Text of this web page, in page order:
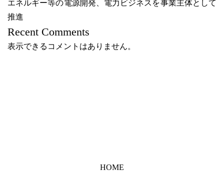
エネルギー等の電源開発、電力ビジネスを事業主体として
推進
Recent Comments
表示できるコメントはありません。
HOME